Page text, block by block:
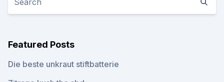
Featured Posts
Die beste unkraut stiftbatterie